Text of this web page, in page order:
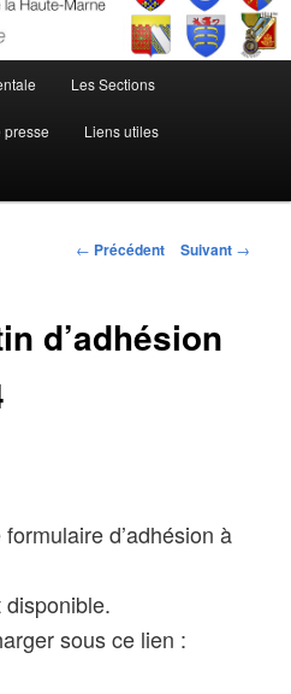
Les Sections
presse Liens utiles
Navigation
← Précédent Suivant →
d’adhésion
d’adhésion à
disponible.
sous ce lien :